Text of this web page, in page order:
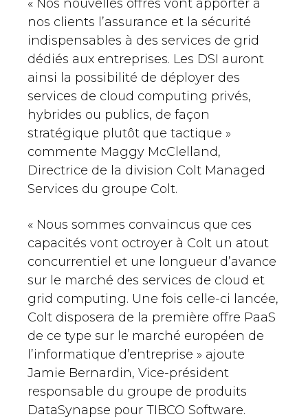
« Nos nouvelles offres vont apporter à
nos clients l’assurance et la sécurité
indispensables à des services de grid
dédiés aux entreprises. Les DSI auront
ainsi la possibilité de déployer des
services de cloud computing privés,
hybrides ou publics, de façon
stratégique plutôt que tactique »
commente Maggy McClelland,
Directrice de la division Colt Managed
Services du groupe Colt.
« Nous sommes convaincus que ces
capacités vont octroyer à Colt un atout
concurrentiel et une longueur d’avance
sur le marché des services de cloud et
grid computing. Une fois celle-ci lancée,
Colt disposera de la première offre PaaS
de ce type sur le marché européen de
l’informatique d’entreprise » ajoute
Jamie Bernardin, Vice-président
responsable du groupe de produits
DataSynapse pour TIBCO Software.